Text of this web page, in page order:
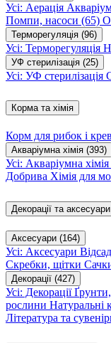
Усі: Аерація
Помпи, насоси (65)
Терморегуляція (96)
Усі: Терморегуляція
УФ стерилізація (25)
Усі: УФ стерилізація
Корма та хімія
Корм для рибок і
Акваріумна хімія (393)
Усі: Акваріумна хімія
Добрива Хімія для
Декорації та аксесуари
Аксесуари (164)
Усі: Аксесуари
Скребки, щітки
Декорації (427)
Усі: Декорації
рослини Натуральні
Література та